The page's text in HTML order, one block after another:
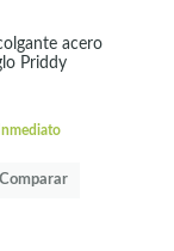
acero
Priddy
Comparar